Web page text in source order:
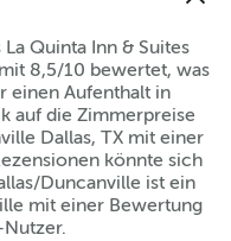
Quinta Inn & Suites
8,5/10 bewertet, was
einen Aufenthalt in
auf die Zimmerpreise
Dallas, TX mit einer
könnte sich
Duncanville ist ein
mit einer Bewertung